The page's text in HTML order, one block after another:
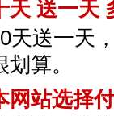
天 送一天
天送一天
划算。
网站选择